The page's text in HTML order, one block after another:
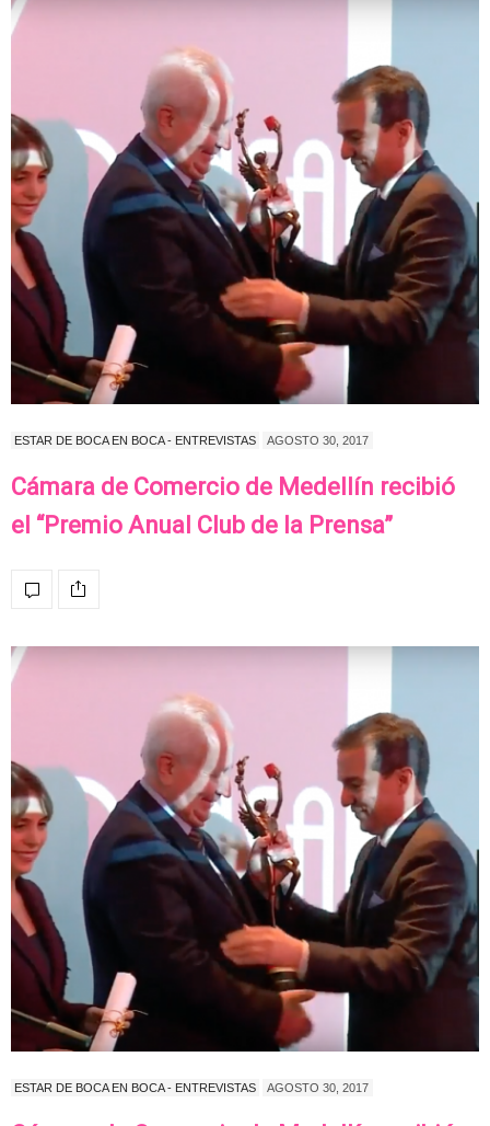
ESTAR DE BOCA EN BOCA - ENTREVISTAS AGOSTO 30, 2017
Cámara de Comercio de Medellín recibió
el “Premio Anual Club de la Prensa”
ESTAR DE BOCA EN BOCA - ENTREVISTAS AGOSTO 30, 2017